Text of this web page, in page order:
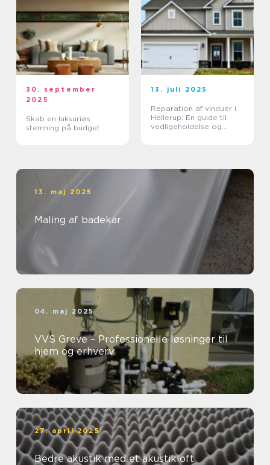
30. september
2025
Skab en luksuriøs
stemning på budget
13. juli 2025
Reparation af vinduer i
Hellerup: En guide til
vedligeholdelse og
13. maj 2025
Maling af badekar
04. maj 2025
VVS Greve – Professionelle løsninger til
hjem og erhverv
27. april 2025
Bedre akustik med et akustikloft